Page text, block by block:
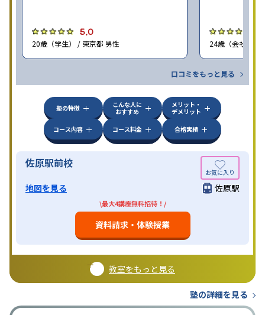
5.0
20歳（学生） / 東京都 男性 24歳（会社員<
口コミをもっと見る
塾の特徴
こんな人に
おすすめ
メリット・
デメリット
コース内容
コース料金 合格実績
佐原駅前校
地図を見る 佐原駅
\最大4講座無料招待！/
資料請求・体験授業
教室をもっと見る
塾の詳細を見る